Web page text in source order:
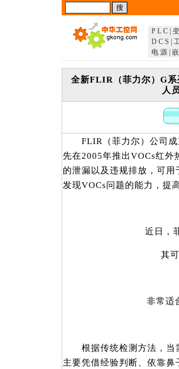
P L C
D C S
电 源
全新FLIR（菲力尔）G
人
FLIR（菲力尔）公司成
先在2005年推出VOCs红外
的泄漏以及违规排放，可
发现VOCs问题的能力，提
近日，菲
其可
非常适合
根据传统检测方法，当
主要凭借经验判断、依靠